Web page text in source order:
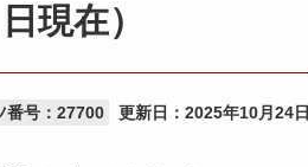
現在）
番号：27700 更新日： 2025年10月24日